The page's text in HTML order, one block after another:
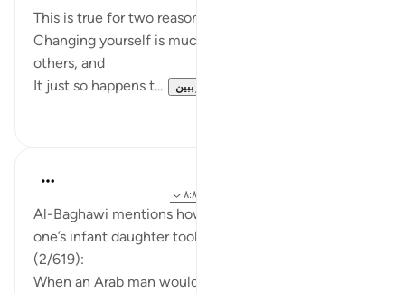
This is true for two reasons:
Changing yourself is much easier than changing
others, and
It just so happens t...
بیشتر ببین
Al-Baghawi mentions how this practice of burying
one’s infant daughter took place in his Tafseer
(2/619):
When an Arab man would have a daughter, and he